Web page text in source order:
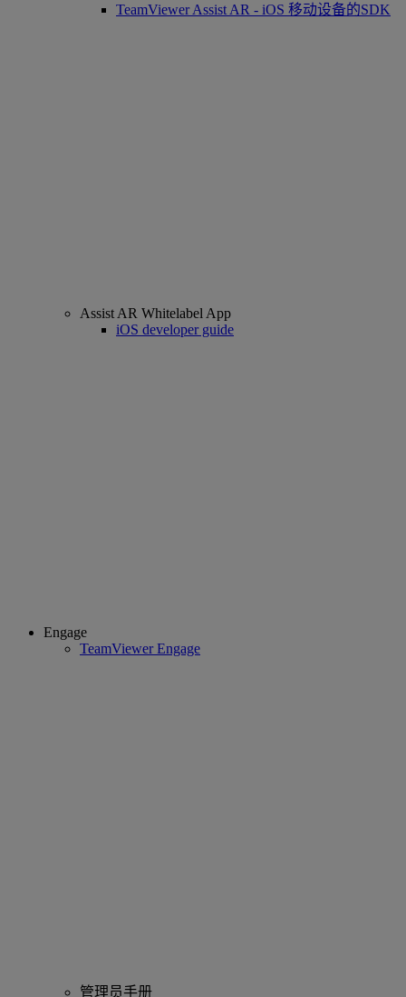
TeamViewer Assist AR - iOS 移动设备的SDK
Assist AR Whitelabel App
iOS developer guide
Engage
TeamViewer Engage
管理员手册